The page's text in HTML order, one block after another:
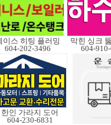
이스 히팅 플러밍
604-202-3496
막힌 싱크
604-
한인 가라지 도어
604-230-6831